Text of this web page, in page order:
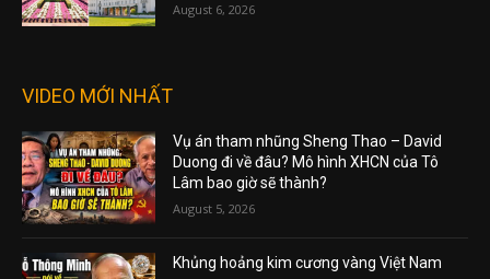
August 6, 2026
VIDEO MỚI NHẤT
Vụ án tham nhũng Sheng Thao – David
Duong đi về đâu? Mô hình XHCN của Tô
Lâm bao giờ sẽ thành?
August 5, 2026
Khủng hoảng kim cương vàng Việt Nam